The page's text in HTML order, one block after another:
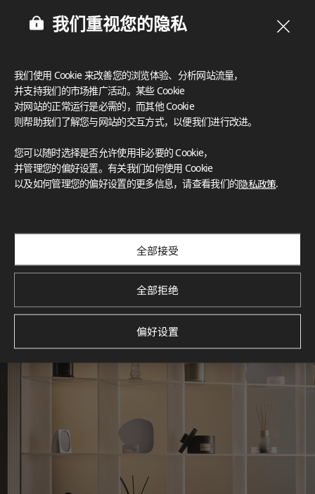
灵感画廊
探索空间灵感‌ LX Hausys BENIF通过多功能应用方案，为您呈
查看更多
我们重视您的隐私
我们使用 Cookie 来改善您的浏览体验、分析网站流量，
并支持我们的市场推广活动。某些 Cookie
对网站的正常运行是必需的，而其他 Cookie
则帮助我们了解您与网站的交互方式，以便我们进行改进。
您可以随时选择是否允许使用非必要的 Cookie，
并管理您的偏好设置。有关我们如何使用 Cookie
以及如何管理您的偏好设置的更多信息，请查看我们的隐私政策.
全部接受
全部拒绝
偏好设置